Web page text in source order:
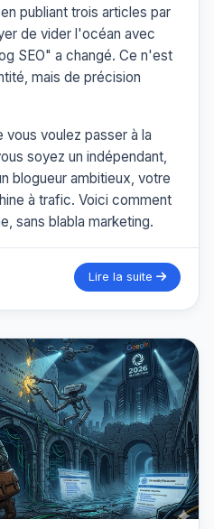
publiant trois articles par
de vider l'océan avec
SEO" a changé. Ce n'est
mais de précision
voulez passer à la
soyez un indépendant,
blogueur ambitieux, votre
à trafic. Voici comment
sans blabla marketing.
Lire la suite